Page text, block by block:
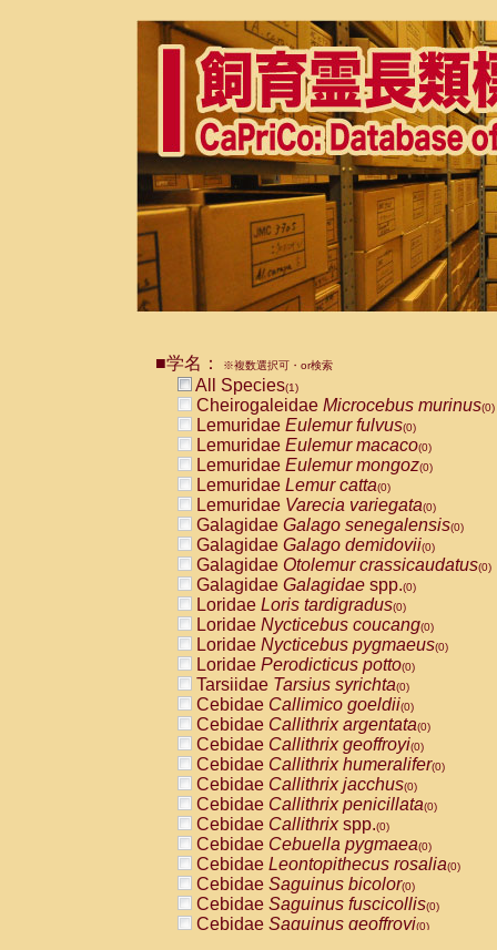
■学名： ※複数選択可・or検索
All Species(1)
Cheirogaleidae Microcebus murinus(0)
Lemuridae Eulemur fulvus(0)
Lemuridae Eulemur macaco(0)
Lemuridae Eulemur mongoz(0)
Lemuridae Lemur catta(0)
Lemuridae Varecia variegata(0)
Galagidae Galago senegalensis(0)
Galagidae Galago demidovii(0)
Galagidae Otolemur crassicaudatus(0)
Galagidae Galagidae spp.(0)
Loridae Loris tardigradus(0)
Loridae Nycticebus coucang(0)
Loridae Nycticebus pygmaeus(0)
Loridae Perodicticus potto(0)
Tarsiidae Tarsius syrichta(0)
Cebidae Callimico goeldii(0)
Cebidae Callithrix argentata(0)
Cebidae Callithrix geoffroyi(0)
Cebidae Callithrix humeralifer(0)
Cebidae Callithrix jacchus(0)
Cebidae Callithrix penicillata(0)
Cebidae Callithrixspp.(0)
Cebidae Cebuella pygmaea(0)
Cebidae Leontopithecus rosalia(0)
Cebidae Saguinus bicolor(0)
Cebidae Saguinus fuscicollis(0)
Cebidae Saguinus geoffroyi(0)